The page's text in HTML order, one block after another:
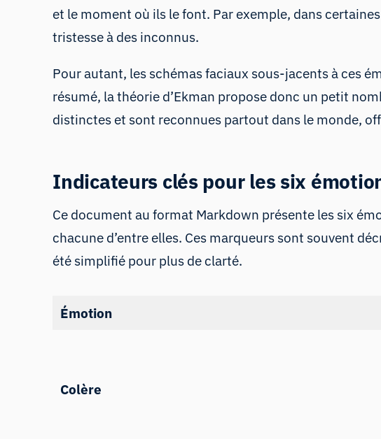
et le moment où ils le font. Par exemple, dans
tristesse à des inconnus.
Pour autant, les schémas faciaux sous-jacents à ces
résumé, la théorie d’Ekman propose donc un petit
distinctes et sont reconnues partout dans le monde,
Indicateurs clés pour les six
Ce document au format Markdown présente les six
chacune d’entre elles. Ces marqueurs sont souvent
été simplifié pour plus de clarté.
Émotion
Colère